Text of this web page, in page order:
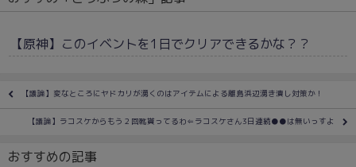
【原神】このイベントを1日でクリアできるかな？？
【議論】変なところにヤドカリが湧くのはアイテムによる離島浜辺湧き潰し対策か！
【議論】ラコスケからもう２回靴貰ってるわ⇐ラコスケさん3日連続●●は無いっすよ
おすすめの記事